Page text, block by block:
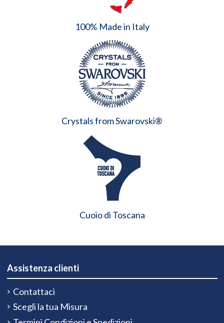
100% Made in Italy
Crystals from Swarovski®
Cuoio di Toscana
Assistenza clienti
Contattaci
Scegli la tua Misura